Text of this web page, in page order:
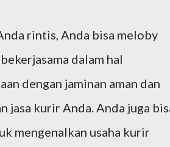
rintis, Anda bisa meloby
dalam hal
dengan jaminan aman dan
jasa kurir Anda. Anda juga
mengenalkan usaha kurir